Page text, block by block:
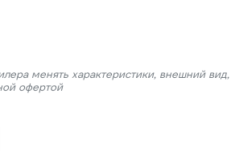
менять характеристики, внешний
офертой